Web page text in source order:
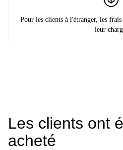
Pour les clients à l'étranger, les
leur
Les clients ont
acheté